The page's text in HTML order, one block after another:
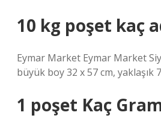
10 kg poşet kaç
Eymar Market Eymar Market
büyük boy 32 x 57 cm, yaklaşık
1 poşet Kaç